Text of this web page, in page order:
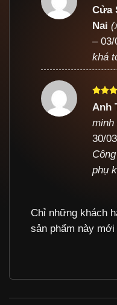
Được
sao
Cửa
Nai
– 03/
khá
Được
sao
Anh
minh
30/
phụ
Chỉ những khách
sản phẩm này